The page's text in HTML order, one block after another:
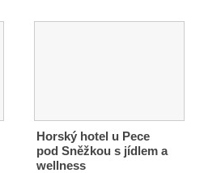
Horský hotel u Pece
pod Sněžkou s jídlem a
wellness